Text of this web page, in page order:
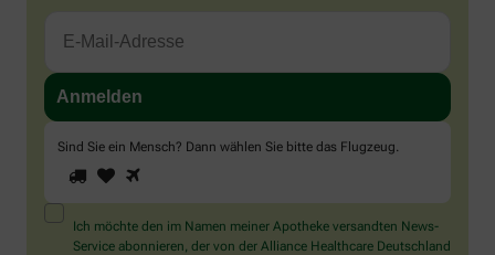
Sind Sie ein Mensch? Dann wählen Sie bitte das Flugzeug
Sie
ein
Mensch?
Dann
1 2
Ich möchte den im Namen meiner Apotheke versandten News-
Service abonnieren, der von der Alliance Healthcare Deutschland